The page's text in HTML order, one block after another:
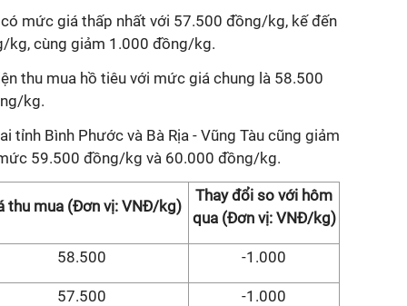
mức giá thấp nhất với 57.500 đồng/kg, kế đến
kg, cùng giảm 1.000 đồng/kg.
thu mua hồ tiêu với mức giá chung là 58.500
kg.
tỉnh Bình Phước và Bà Rịa - Vũng Tàu cũng giảm
59.500 đồng/kg và 60.000 đồng/kg.
thu mua (Đơn vị: VNĐ/kg)
Thay đổi so với hôm
qua (Đơn vị: VNĐ/kg)
58.500 -1.000
57.500 -1.000